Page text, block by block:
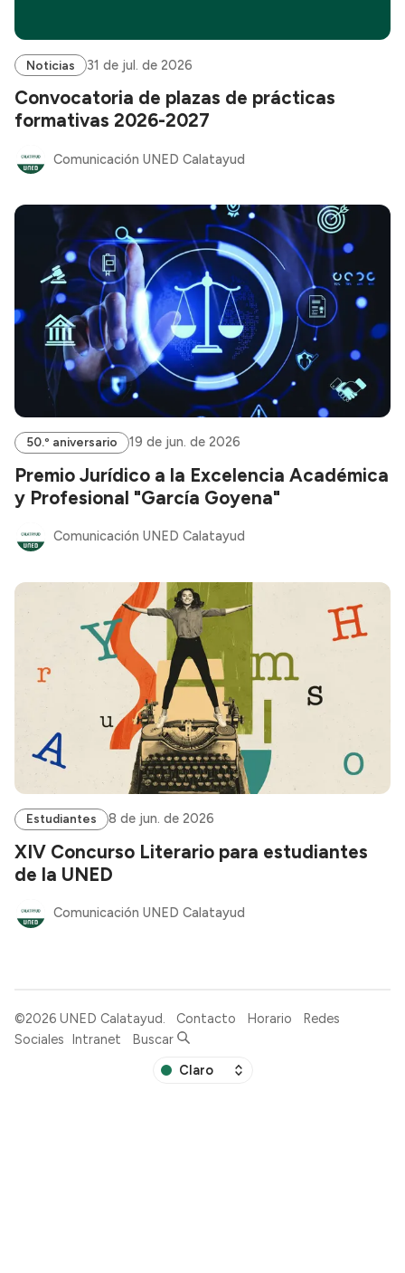
Noticias 31 de jul. de 2026
Convocatoria de plazas de prácticas
formativas 2026-2027
Comunicación UNED Calatayud
50.º aniversario 19 de jun. de 2026
Premio Jurídico a la Excelencia Académica
y Profesional "García Goyena"
Comunicación UNED Calatayud
Estudiantes 8 de jun. de 2026
XIV Concurso Literario para estudiantes
de la UNED
Comunicación UNED Calatayud
©2026 UNED Calatayud. Contacto Horario
Redes
Sociales Intranet Buscar